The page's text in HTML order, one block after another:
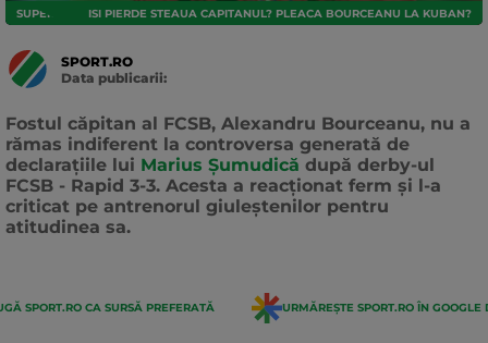
SUPERLIGA ISI PIERDE STEAUA CAPITANUL? PLEACA BOURCEANU LA KUBAN?
SPORT.RO
Data publicarii:
Fostul căpitan al FCSB, Alexandru Bourceanu, nu a
rămas indiferent la controversa generată de
declarațiile lui Marius Șumudică după derby-ul
FCSB - Rapid 3-3. Acesta a reacționat ferm și l-a
criticat pe antrenorul giuleștenilor pentru
atitudinea sa.
SPORT.RO CA SURSĂ PREFERATĂ URMĂREȘTE SPORT.RO ÎN GOOGLE